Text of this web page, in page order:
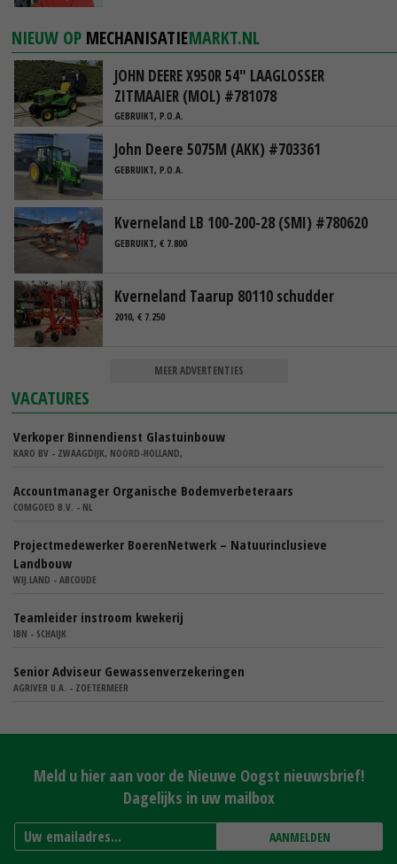
NIEUW OP MECHANISATIEMARKT.NL
JOHN DEERE X950R 54" LAAGLOSSER
ZITMAAIER (MOL) #781078
GEBRUIKT, P.O.A.
John Deere 5075M (AKK) #703361
GEBRUIKT, P.O.A.
Kverneland LB 100-200-28 (SMI) #780620
GEBRUIKT, € 7.800
Kverneland Taarup 80110 schudder
2010, € 7.250
MEER ADVERTENTIES
VACATURES
Verkoper Binnendienst Glastuinbouw
KARO BV - ZWAAGDIJK, NOORD-HOLLAND,
Accountmanager Organische Bodemverbeteraars
COMGOED B.V. - NL
Projectmedewerker BoerenNetwerk – Natuurinclusieve
Landbouw
WIJ.LAND - ABCOUDE
Teamleider instroom kwekerij
IBN - SCHAIJK
Senior Adviseur Gewassenverzekeringen
AGRIVER U.A. - ZOETERMEER
Meld u hier aan voor de Nieuwe Oogst nieuwsbrief!
Dagelijks in uw mailbox
AANMELDEN